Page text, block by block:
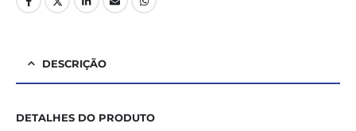
DESCRIÇÃO
DETALHES DO PRODUTO